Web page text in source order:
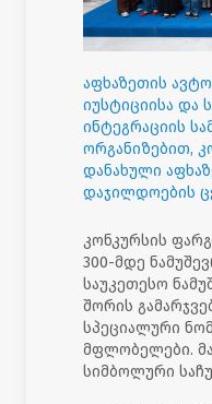
აფხაზეთის
იუსტიციისა და
ინტეგრაციის
ორგანიზებით,
დანახული
დაჯილდოების
კონკურსის
300-მდე
საუკეთესო
შორის
სპეციალური
მფლობელები.
სიმბოლური